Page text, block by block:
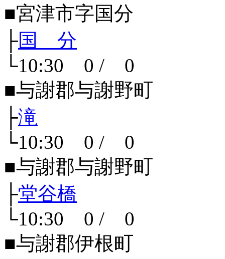
■宮津市字国分
├国 分
└10:30 0 / 0
■与謝郡与謝野町
├滝
└10:30 0 / 0
■与謝郡与謝野町
├堂谷橋
└10:30 0 / 0
■与謝郡伊根町